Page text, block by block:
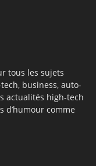
tous les sujets
business, auto-
actualités high-tech
d’humour comme